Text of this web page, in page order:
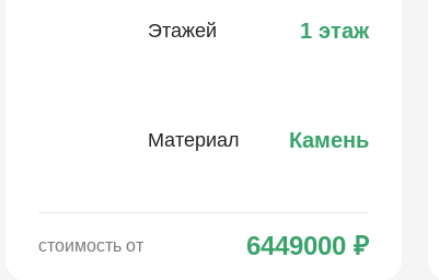
Этажей 1 этаж
Материал Камень
стоимость от 6449000 ₽